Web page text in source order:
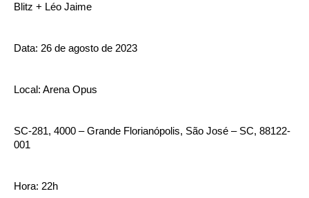
Blitz + Léo Jaime
Data: 26 de agosto de 2023
Local: Arena Opus
SC-281, 4000 – Grande Florianópolis, São José – SC, 88122-
001
Hora: 22h